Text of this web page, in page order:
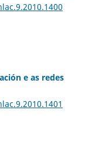
e as redes